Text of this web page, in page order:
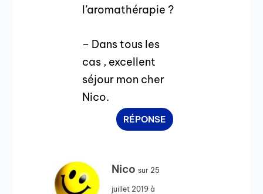
l’aromathérapie ?
– Dans tous les
cas , excellent
séjour mon cher
Nico.
RÉPONSE
Nico sur 25
juillet 2019 à